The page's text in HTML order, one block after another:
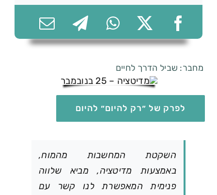
074-7361656
מחבר: שביל הדרך לחיים
לפרק של ״רק להיום״ להיום
השקטת המחשבות מהמוח,
באמצעות מדיטציה, מביא שלווה
פנימית המאפשרת לנו קשר עם